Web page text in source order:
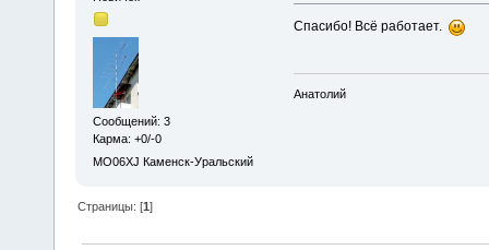
Сообщений: 3
Карма: +0/-0
MO06XJ Каменск-Уральский
Спасибо! Всё работает.
Анатолий
Страницы: [1]